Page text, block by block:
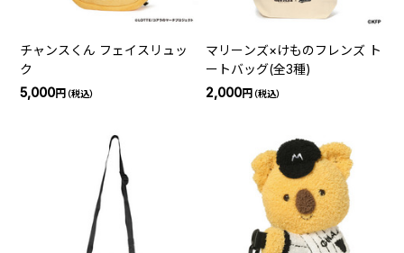
チャンスくん フェイスリュッ
ク
5,000円（税込）
マリーンズ×けものフレンズ ト
ートバッグ(全3種)
2,000円（税込）